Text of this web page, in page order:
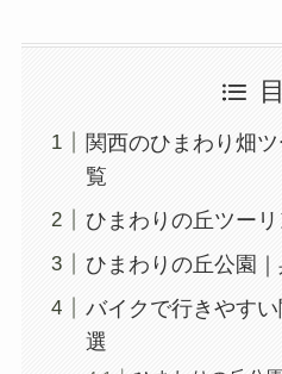
関西のひまわり畑
覧
ひまわりの丘ツー
ひまわりの丘公園
バイクで行きやす
選